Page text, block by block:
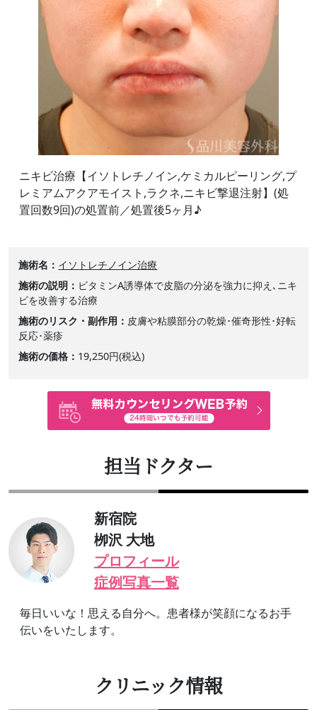
ニキビ治療【イソトレチノイン,ケミカルピーリング,プ
レミアムアクアモイスト,ラクネ,ニキビ撃退注射】(処
置回数9回)の処置前／処置後5ヶ月♪
施術名
イソトレチノイン治療
施術の説明
ビタミンA誘導体で皮脂の分泌を強力に抑え､ニキ
ビを改善する治療
施術のリスク・副作用
皮膚や粘膜部分の乾燥･催奇形性･好転
反応･薬疹
施術の価格
19,250円(税込)
担当ドクター
新宿院
栁沢 大地
プロフィール
症例写真一覧
毎日いいな！思える自分へ。患者様が笑顔になるお手
伝いをいたします。
クリニック情報